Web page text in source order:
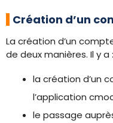
Création d’un
La création d’un
de deux manières. Il y a :
la création d’un
l’application
le passage